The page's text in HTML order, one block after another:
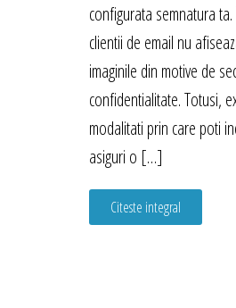
configurata semnatura
clientii de email nu
imaginile din motive de
confidentialitate. Totusi,
modalitati prin care poti
asiguri o […]
Citeste integral